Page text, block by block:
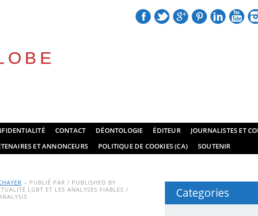
CONTACT DÉONTOLOGIE ÉDITEUR
JOURNALISTES ET
ET ANNONCEURS POLITIQUE DE COOKIES (CA) SOUTENIR
– PUBLIÉ PAR / PUBLISHED BY
LGBT ET LES ANALYSES FIABLES /
Categories